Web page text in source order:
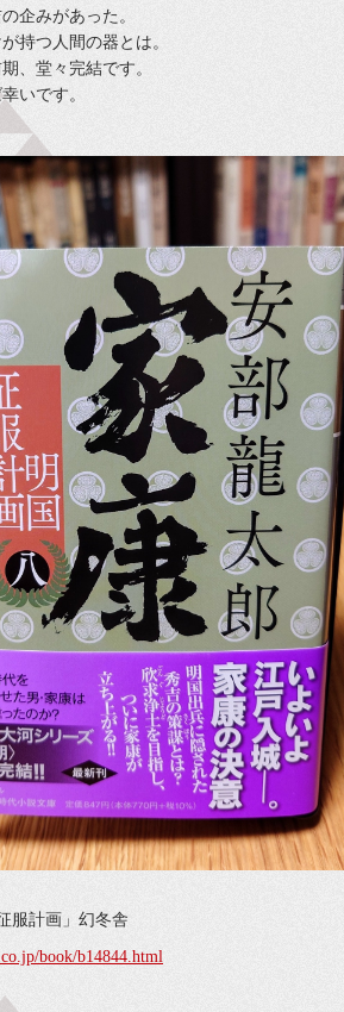
企みがあった。
持つ人間の器とは。
、堂々完結です。
いです。
服計画」幻冬舎
book/b14844.html